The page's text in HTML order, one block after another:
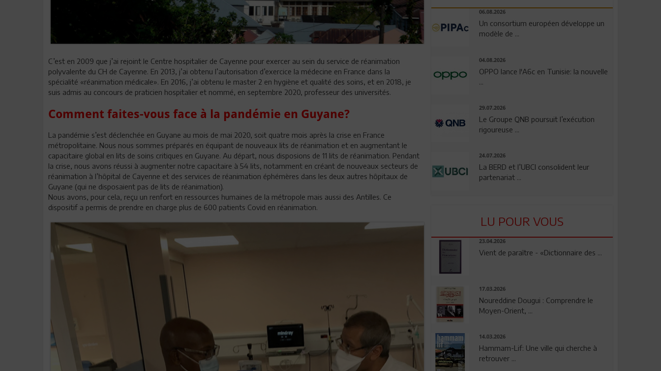
C’est en 2009 que j’ai rejoint le Centre hospitalier de Cayenne pour exercer au sein du service de réanimation
polyvalente du CH de Cayenne. En 2013, j’ai obtenu l’autorisation d’exercice la médecine en France dans la
spécialité «réanimation médicale». En 2016, j’ai obtenu le master 2 en hygiène et qualité des soins, et en 2018, je
suis admis au concours de praticien hospitalier et nommé, en septembre 2020, professeur des universités.
Comment faites-vous face à la pandémie en Guyane?
La pandémie s’est déclenchée en Guyane au mois de mai 2020, soit quatre mois après la crise en France
métropolitaine. Nous nous sommes préparés en équipant de nouveaux lits de réanimation et en augmentant le
capacitaire global en lits de soins critiques en Guyane. Au départ, nous disposions de 11 lits de réanimation. Pendant
la crise, nous avons réussi à augmenter notre capacitaire à 54 lits, notamment en créant de nouveaux secteurs de
réanimation à l’hôpital de Cayenne et des services de réanimation éphémères dans les deux autres hôpitaux de
Guyane (qui ne disposaient pas de lits de réanimation).
Nous avons, pour cela, reçu un renfort en ressources humaines de la métropole mais aussi des Antilles. Ce
dispositif a permis de prendre en charge plus de 600 patients Covid en réanimation.
06.08.2026
Un consortium européen développe un
modèle de ...
04.08.2026
OPPO lance l'A6c en Tunisie: la nouvelle
...
29.07.2026
Le Groupe QNB poursuit l’exécution
rigoureuse ...
24.07.2026
La BERD et l’UBCI consolident leur
partenariat ...
LU POUR VOUS
23.04.2026
Vient de paraître - «Dictionnaire des ...
17.03.2026
Noureddine Dougui : Comprendre le
Moyen-Orient, ...
14.03.2026
Hammam-Lif: Une ville qui cherche à
retrouver ...